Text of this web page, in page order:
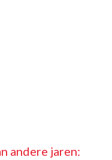
andere jaren: